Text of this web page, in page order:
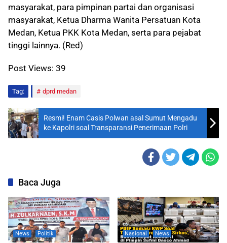
masyarakat, para pimpinan partai dan organisasi
masyarakat, Ketua Dharma Wanita Persatuan Kota
Medan, Ketua PKK Kota Medan, serta para pejabat
tinggi lainnya. (Red)
Post Views: 39
Tag: dprd medan
Resmi! Enam Casis Polwan asal Sumut Mengadu
ke Kapolri soal Transparansi Penerimaan Polri
Baca Juga
News Politik Nasional News